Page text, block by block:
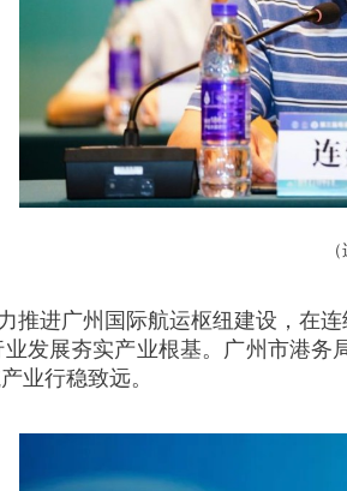
推进广州国际航运枢纽建设，在
发展夯实产业根基。广州市港
业行稳致远。